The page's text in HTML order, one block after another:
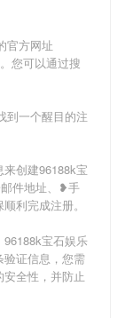
官方网址
您可以通过搜
到一个醒目的注
创建96188k宝
件地址、❥手
利完成注册。
宝石娱乐
证信息，您需
全性，并防止